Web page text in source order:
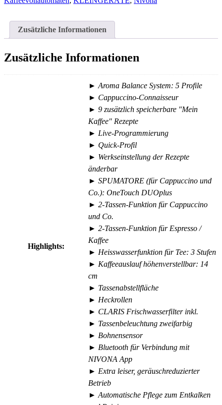
Zusätzliche Informationen
Zusätzliche Informationen
Highlights:
► Aroma Balance System: 5 Profile
► Cappuccino-Connaisseur
► 9 zusätzlich speicherbare "Mein
Kaffee" Rezepte
► Live-Programmierung
► Quick-Profil
► Werkseinstellung der Rezepte
änderbar
► SPUMATORE (für Cappuccino und
Co.): OneTouch DUOplus
► 2-Tassen-Funktion für Cappuccino
und Co.
► 2-Tassen-Funktion für Espresso /
Kaffee
► Heisswasserfunktion für Tee: 3 Stufen
► Kaffeeauslauf höhenverstellbar: 14
cm
► Tassenabstellfläche
► Heckrollen
► CLARIS Frischwasserfilter inkl.
► Tassenbeleuchtung zweifarbig
► Bohnensensor
► Bluetooth für Verbindung mit
NIVONA App
► Extra leiser, geräuschreduzierter
Betrieb
► Automatische Pflege zum Entkalken